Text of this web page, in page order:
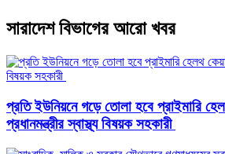
সারাদেশ বিভাগের আরো খবর
প্রতি ইউনিয়নে গড়ে তোলা হবে প্রাইমারি
প্রধানমন্ত্রীর স্বাস্থ্য বিষয়ক সহকারী